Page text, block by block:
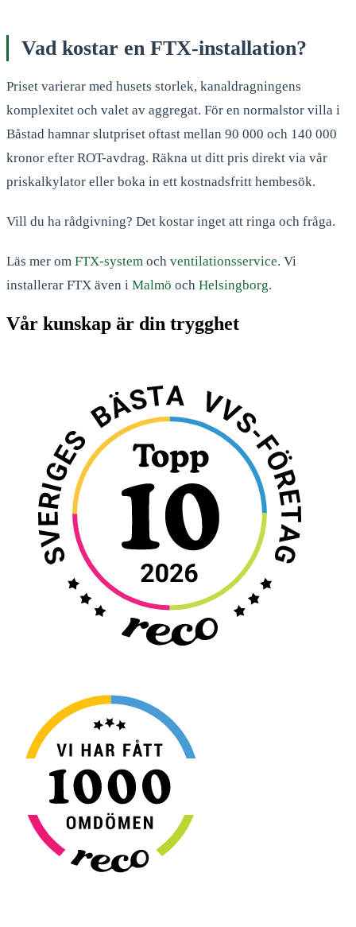
Vad kostar en FTX-installation?
Priset varierar med husets storlek, kanaldragningens
komplexitet och valet av aggregat. För en normalstor villa i
Båstad hamnar slutpriset oftast mellan 90 000 och 140 000
kronor efter ROT-avdrag. Räkna ut ditt pris direkt via vår
priskalkylator eller boka in ett kostnadsfritt hembesök.
Vill du ha rådgivning? Det kostar inget att ringa och fråga.
Läs mer om FTX-system och ventilationsservice. Vi
installerar FTX även i Malmö och Helsingborg.
Vår kunskap är din trygghet